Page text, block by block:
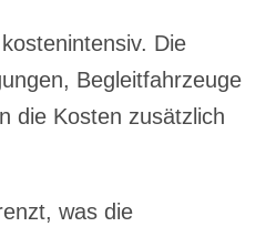
Die
Begleitfahrzeuge
die Kosten zusätzlich
was die